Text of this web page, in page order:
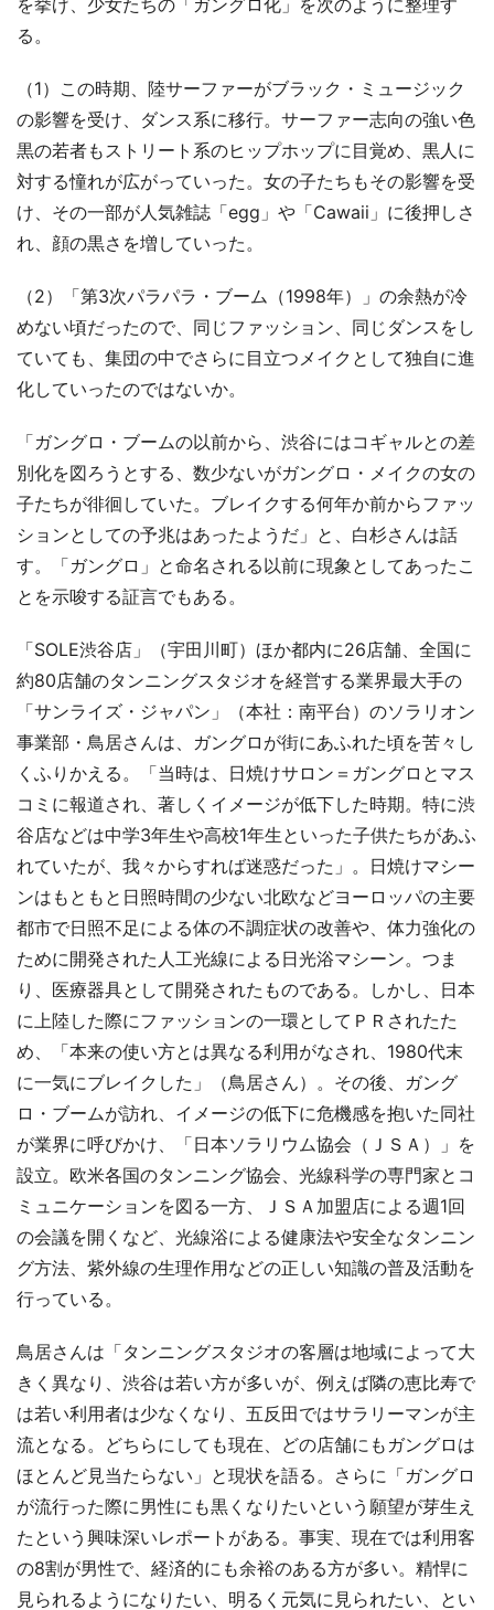
を挙げ、少女たちの「ガングロ化」を次のように整理す
る。
（1）この時期、陸サーファーがブラック・ミュージック
の影響を受け、ダンス系に移行。サーファー志向の強い色
黒の若者もストリート系のヒップホップに目覚め、黒人に
対する憧れが広がっていった。女の子たちもその影響を受
け、その一部が人気雑誌「egg」や「Cawaii」に後押しさ
れ、顔の黒さを増していった。
（2）「第3次パラパラ・ブーム（1998年）」の余熱が冷
めない頃だったので、同じファッション、同じダンスをし
ていても、集団の中でさらに目立つメイクとして独自に進
化していったのではないか。
「ガングロ・ブームの以前から、渋谷にはコギャルとの差
別化を図ろうとする、数少ないがガングロ・メイクの女の
子たちが徘徊していた。ブレイクする何年か前からファッ
ションとしての予兆はあったようだ」と、白杉さんは話
す。「ガングロ」と命名される以前に現象としてあったこ
とを示唆する証言でもある。
「SOLE渋谷店」（宇田川町）ほか都内に26店舗、全国に
約80店舗のタンニングスタジオを経営する業界最大手の
「サンライズ・ジャパン」（本社：南平台）のソラリオン
事業部・鳥居さんは、ガングロが街にあふれた頃を苦々し
くふりかえる。「当時は、日焼けサロン＝ガングロとマス
コミに報道され、著しくイメージが低下した時期。特に渋
谷店などは中学3年生や高校1年生といった子供たちがあふ
れていたが、我々からすれば迷惑だった」。日焼けマシー
ンはもともと日照時間の少ない北欧などヨーロッパの主要
都市で日照不足による体の不調症状の改善や、体力強化の
ために開発された人工光線による日光浴マシーン。つま
り、医療器具として開発されたものである。しかし、日本
に上陸した際にファッションの一環としてＰＲされたた
め、「本来の使い方とは異なる利用がなされ、1980代末
に一気にブレイクした」（鳥居さん）。その後、ガング
ロ・ブームが訪れ、イメージの低下に危機感を抱いた同社
が業界に呼びかけ、「日本ソラリウム協会（ＪＳＡ）」を
設立。欧米各国のタンニング協会、光線科学の専門家とコ
ミュニケーションを図る一方、ＪＳＡ加盟店による週1回
の会議を開くなど、光線浴による健康法や安全なタンニン
グ方法、紫外線の生理作用などの正しい知識の普及活動を
行っている。
鳥居さんは「タンニングスタジオの客層は地域によって大
きく異なり、渋谷は若い方が多いが、例えば隣の恵比寿で
は若い利用者は少なくなり、五反田ではサラリーマンが主
流となる。どちらにしても現在、どの店舗にもガングロは
ほとんど見当たらない」と現状を語る。さらに「ガングロ
が流行った際に男性にも黒くなりたいという願望が芽生え
たという興味深いレポートがある。事実、現在では利用客
の8割が男性で、経済的にも余裕のある方が多い。精悍に
見られるようになりたい、明るく元気に見られたい、とい